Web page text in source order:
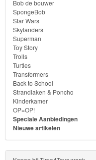
Pony
Finding
Dory
Planes
Sofia
het
prinsesje
Bob de bouwer
SpongeBob
Star Wars
Skylanders
Superman
Toy Story
Trolls
Turtles
Transformers
Back to School
Strandlaken & Poncho
Kinderkamer
OP=OP!
Speciale Aanbiedingen
Nieuwe artikelen